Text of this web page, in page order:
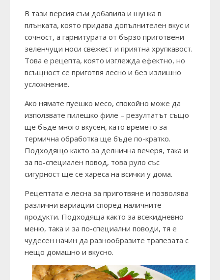
В тази версия съм добавила и шунка в
плънката, която придава допълнителен вкус и
сочност, а гарнитурата от бързо приготвени
зеленчуци носи свежест и приятна хрупкавост.
Това е рецепта, която изглежда ефектно, но
всъщност се приготвя лесно и без излишно
усложнение.
Ако нямате пуешко месо, спокойно може да
използвате пилешко филе – резултатът също
ще бъде много вкусен, като времето за
термична обработка ще бъде по-кратко.
Подходящо както за делнична вечеря, така и
за по-специален повод, това руло със
сигурност ще се хареса на всички у дома.
Рецептата е лесна за приготвяне и позволява
различни вариации според наличните
продукти. Подходяща както за всекидневно
меню, така и за по-специални поводи, тя е
чудесен начин да разнообразите трапезата с
нещо домашно и вкусно.